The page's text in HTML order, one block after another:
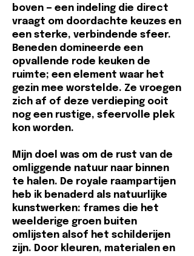
boven — een indeling die direct
vraagt om doordachte keuzes en
een sterke, verbindende sfeer.
Beneden domineerde een
opvallende rode keuken de
ruimte; een element waar het
gezin mee worstelde. Ze vroegen
zich af of deze verdieping ooit
nog een rustige, sfeervolle plek
kon worden.
Mijn doel was om de rust van de
omliggende natuur naar binnen
te halen. De royale raampartijen
heb ik benaderd als natuurlijke
kunstwerken: frames die het
weelderige groen buiten
omlijsten alsof het schilderijen
zijn. Door kleuren, materialen en